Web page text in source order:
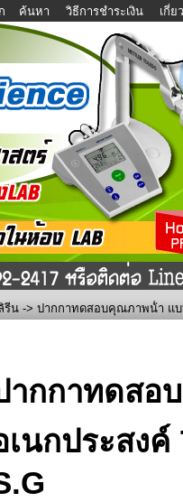
ค้นหา วิธีการชำระเงิน เกี่ย
รีน -> ปากกาทดสอบคุณภาพน้ํา แบ
ากกาทดสอ
เนกประสงค์